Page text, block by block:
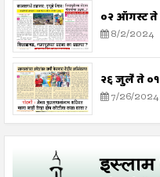
०२ ऑगस्ट
8/2/2024
२६ जुलै ते
7/26/2024